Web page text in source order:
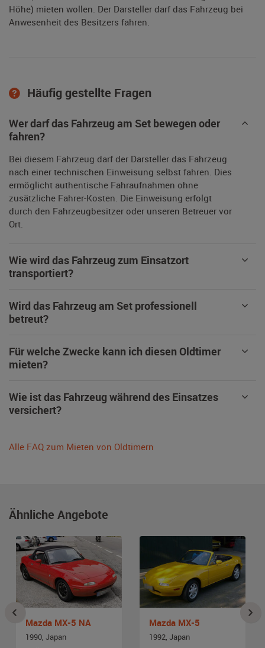
Höhe) mieten wollen. Der Darsteller darf das Fahrzeug bei
Anwesenheit des Besitzers fahren.
Häufig gestellte Fragen
Wer darf das Fahrzeug am Set bewegen oder
fahren?
Bei diesem Fahrzeug darf der Darsteller das Fahrzeug
nach einer technischen Einweisung selbst fahren. Dies
ermöglicht authentische Fahraufnahmen ohne
zusätzliche Fahrer-Kosten. Die Einweisung erfolgt
durch den Fahrzeugbesitzer oder unseren Betreuer vor
Ort.
Wie wird das Fahrzeug zum Einsatzort
transportiert?
Wird das Fahrzeug am Set professionell
betreut?
Für welche Zwecke kann ich diesen Oldtimer
mieten?
Wie ist das Fahrzeug während des Einsatzes
versichert?
Alle FAQ zum Mieten von Oldtimern
Ähnliche Angebote
Mazda MX-5 NA
1990, Japan
Mazda MX-5
1992, Japan